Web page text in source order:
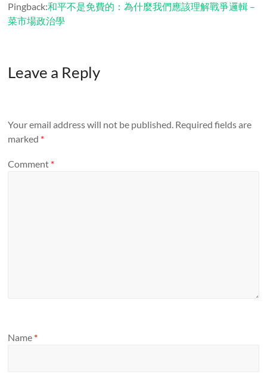
Pingback:和平不是免費的：為什麼我們應該理解戰爭邏輯 –
菜市場政治學
Leave a Reply
Your email address will not be published. Required fields are
marked *
Comment *
Name *